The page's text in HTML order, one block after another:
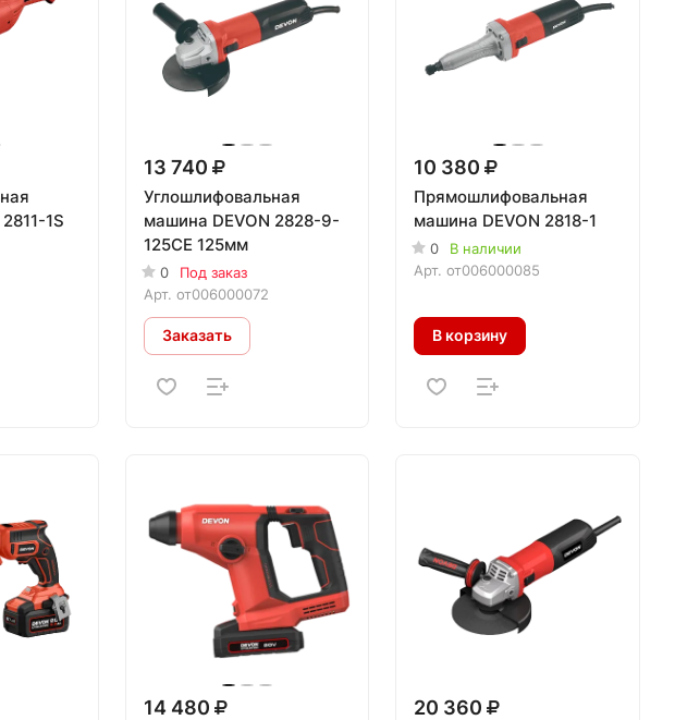
1S
13 740
Углошлифовальная
машина DEVON 2828-9-
125CE 125мм
0
Под заказ
Арт. от006000072
Заказать
10 380
Прямошлифовальная
машина DEVON 2818-1
0
В наличии
Арт.от006000085
В корзину
14 480 20 360